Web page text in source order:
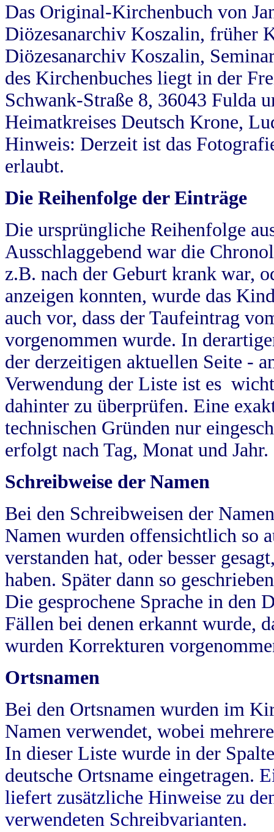
Das Original-Kirchenbuch von
Diözesanarchiv Koszalin, früher
Diözesanarchiv Koszalin,
des Kirchenbuches liegt in der
Schwank-Straße 8, 36043 Fulda
Heimatkreises Deutsch Krone,
Hinweis: Derzeit ist das
erlaubt.
Die Reihenfolge der Einträge
Die ursprüngliche Reihenfolge
Ausschlaggebend war die
z.B. nach der Geburt krank war,
anzeigen konnten, wurde das
auch vor, dass der Taufeintrag
vorgenommen wurde. In
der derzeitigen aktuellen Seite -
Verwendung der Liste ist es
dahinter zu überprüfen. Eine
technischen Gründen nur
erfolgt nach Tag, Monat und Jahr.
Schreibweise der Namen
Bei den Schreibweisen der
Namen wurden offensichtlich so
verstanden hat, oder besser
haben. Später dann so
Die gesprochene Sprache in
Fällen bei denen erkannt wurde,
wurden Korrekturen
Ortsnamen
Bei den Ortsnamen wurden im
Namen verwendet, wobei
In dieser Liste wurde in der
deutsche Ortsname eingetragen.
liefert zusätzliche Hinweise zu
verwendeten Schreibvarianten.